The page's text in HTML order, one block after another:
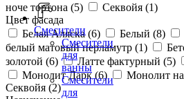
Смесители
Смесители
для
ванны
Смесители
для
ноче тортона (5) Секвойя (1)
Цвет фасада
Белая Аляска (6) Белый (8)
белый матовый перламутр (1)
золотой (6) Латте фактурный (5)
Монолит Дарк (6) Монолит
Секвойя (2)